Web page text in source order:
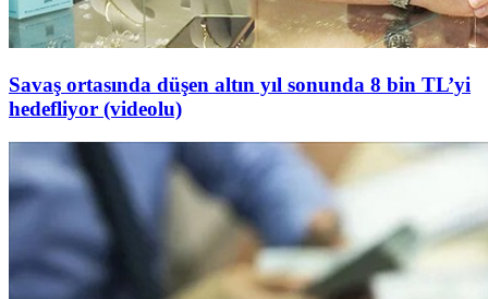
Savaş ortasında düşen altın yıl sonunda 8 bin TL’yi
hedefliyor (videolu)